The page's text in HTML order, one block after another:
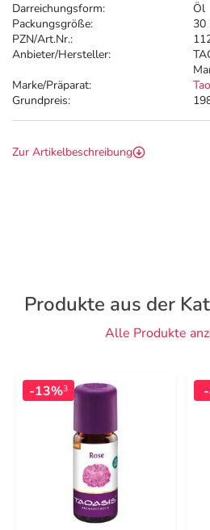
Darreichungsform:
Öl
Packungsgröße:
30
PZN/Art.Nr.:
Anbieter/Hersteller:
Marke/Präparat:
Grundpreis:
Zur Artikelbeschreibung
Produkte aus der
Alle Produkte
-13%3